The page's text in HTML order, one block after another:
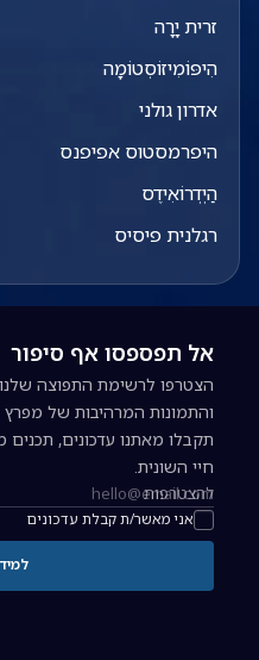
זרית יָרָה
הִיפּוֹמִיזוֹסְטוֹמָה
אדרון גולני
היפרמסטוס אפיפנס
הַיְדְרוֹאִידֶס
רגלנית פיסיס
אל תפספסו אף סיפור
הצטרפו לרשימת התפוצה שלנו
והתמונות המרהיבות של
תקבלו מאתנו עדכונים, תכנים
חיי השונית.
כתובת אימייל להרשמה
אני מאשר/ת קבלת עדכונים
להצטרפות